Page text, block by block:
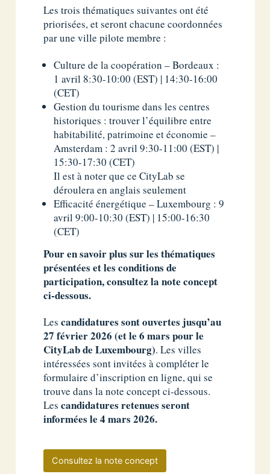
Les trois thématiques suivantes ont été
priorisées, et seront chacune coordonnées
par une ville pilote membre :
Culture de la coopération – Bordeaux :
1 avril 8:30-10:00 (EST) | 14:30-16:00
(CET)
Gestion du tourisme dans les centres
historiques : trouver l’équilibre entre
habitabilité, patrimoine et économie –
Amsterdam : 2 avril 9:30-11:00 (EST) |
15:30-17:30 (CET)
Il est à noter que ce CityLab se
déroulera en anglais seulement
Efficacité énergétique – Luxembourg : 9
avril 9:00-10:30 (EST) | 15:00-16:30
(CET)
Pour en savoir plus sur les thématiques
présentées et les conditions de
participation, consultez la note concept
ci-dessous.
Lescandidatures sont ouvertes jusqu’au
27 février 2026 (et le 6 mars pour le
CityLab de Luxembourg). Les villes
intéressées sont invitées à compléter le
formulaire d’inscription en ligne, qui se
trouve dans la note concept ci-dessous.
Lescandidatures retenues seront
informées le 4 mars 2026.
Consultez la note concept